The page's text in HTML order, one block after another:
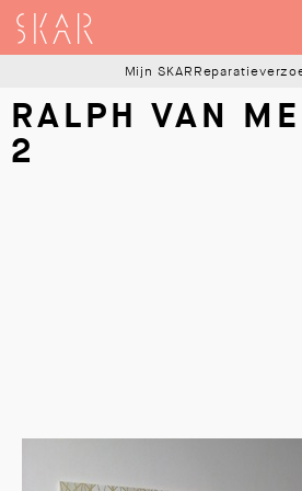
SKAR
Mijn SKAR
RALPH VAN
2